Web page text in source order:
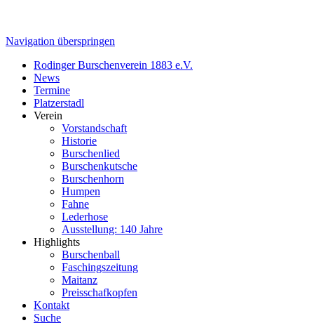
Navigation überspringen
Rodinger Burschenverein 1883 e.V.
News
Termine
Platzerstadl
Verein
Vorstandschaft
Historie
Burschenlied
Burschenkutsche
Burschenhorn
Humpen
Fahne
Lederhose
Ausstellung: 140 Jahre
Highlights
Burschenball
Faschingszeitung
Maitanz
Preisschafkopfen
Kontakt
Suche